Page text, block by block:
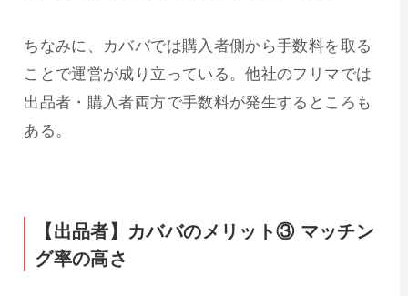
ちなみに、カババでは購入者側から手数料を取る
ことで運営が成り立っている。他社のフリマでは
出品者・購入者両方で手数料が発生するところも
ある。
【出品者】カババのメリット③ マッチン
グ率の高さ